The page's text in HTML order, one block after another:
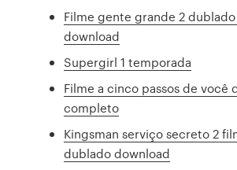
Filme gente grande 2
download
Supergirl 1 temporada
Filme a cinco passos de você
completo
Kingsman serviço secreto 2
dublado download